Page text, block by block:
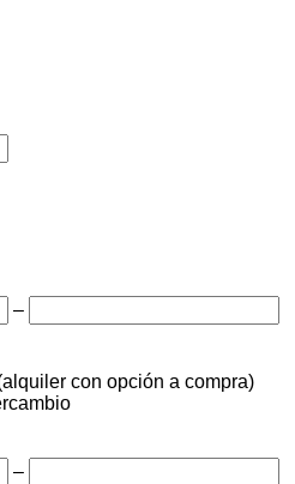
–
con opción a compra)
–